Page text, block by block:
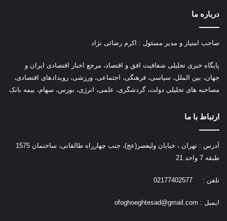
درباره ما
صاحب امتیاز و مدیر مسئول : اکرم رضائی نژاد
پایگاه خبری تحلیلی شفافیت افق و اقتصاد، مرجع اخبار اقتصادی ایران و
جهان، بین الملل، سیاسی، فرهنگی، اجتماعی، ورزشی، رویدادهای اقتصادی،
مصاحبه های تحلیلی دولت، گردشگری، علمی، انرژی، بورس، سهام، بیمه بانک
ارتباط با ما
آدرس : تهران ، خیابان ولیعصر(عج)، جنب چهارراه طالقانی، ساختمان 1575
طبقه 7 واحد 21
تلفن : 02177402577
ایمیل : ofoghoeghtesad@gmail.com